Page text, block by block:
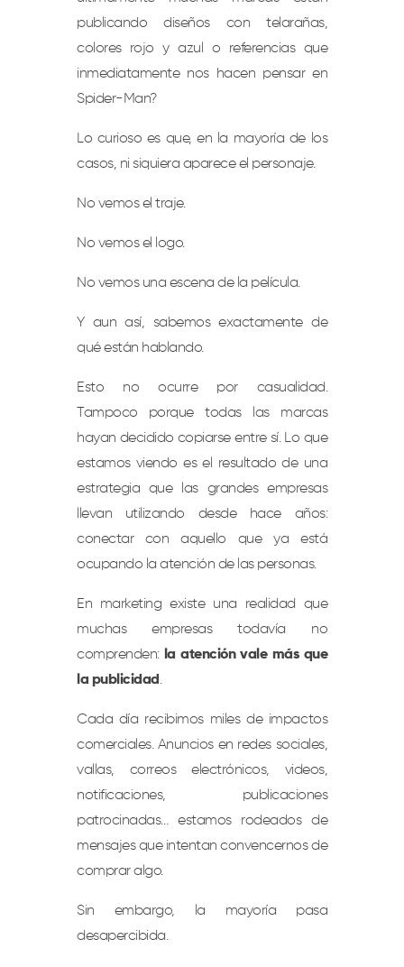
publicando diseños con telarañas,
colores rojo y azul o referencias que
inmediatamente nos hacen pensar en
Spider-Man?
Lo curioso es que, en la mayoría de los
casos, ni siquiera aparece el personaje.
No vemos el traje.
No vemos el logo.
No vemos una escena de la película.
Y aun así, sabemos exactamente de
qué están hablando.
Esto no ocurre por casualidad.
Tampoco porque todas las marcas
hayan decidido copiarse entre sí. Lo que
estamos viendo es el resultado de una
estrategia que las grandes empresas
llevan utilizando desde hace años:
conectar con aquello que ya está
ocupando la atención de las personas.
En marketing existe una realidad que
muchas empresas todavía no
comprenden: la atención vale más que
la publicidad .
Cada día recibimos miles de impactos
comerciales. Anuncios en redes sociales,
vallas, correos electrónicos, videos,
notificaciones, publicaciones
patrocinadas… estamos rodeados de
mensajes que intentan convencernos de
comprar algo.
Sin embargo, la mayoría pasa
desapercibida.